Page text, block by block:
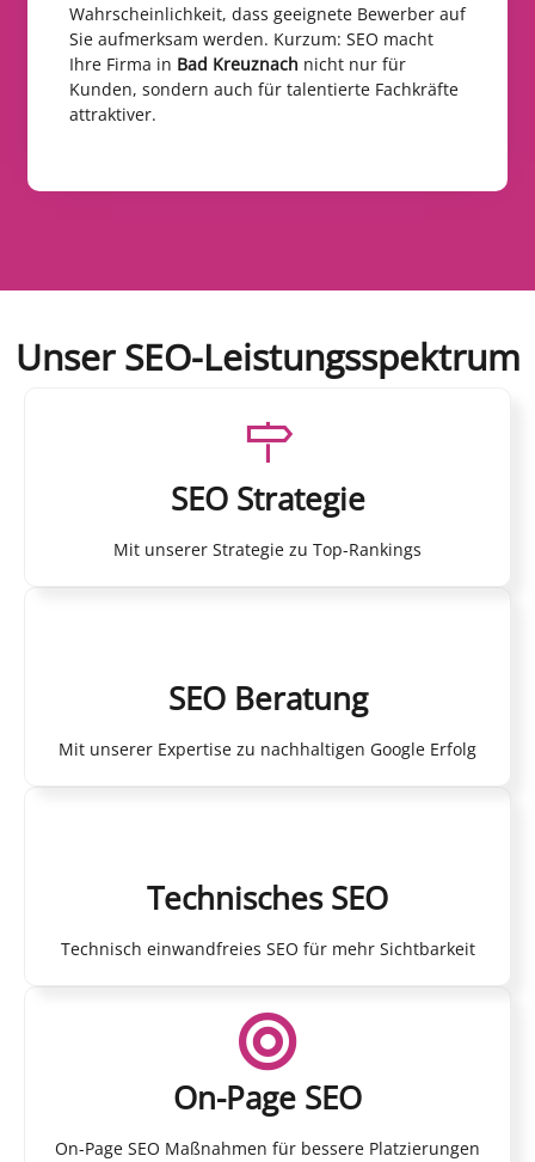
Wahrscheinlichkeit, dass geeignete Bewerber auf
Sie aufmerksam werden. Kurzum: SEO macht
Ihre Firma in Bad Kreuznach nicht nur für
Kunden, sondern auch für talentierte Fachkräfte
attraktiver.
Unser SEO-Leistungsspektrum
SEO Strategie
Mit unserer Strategie zu Top-Rankings
SEO Beratung
Mit unserer Expertise zu nachhaltigen Google Erfolg
Technisches SEO
Technisch einwandfreies SEO für mehr Sichtbarkeit
On-Page SEO
On-Page SEO Maßnahmen für bessere Platzierungen